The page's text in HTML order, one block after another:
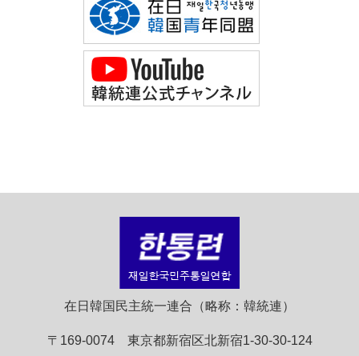
在日韓国民主統一連合（略称：韓統連）
〒169-0074 東京都新宿区北新宿1-30-30-124